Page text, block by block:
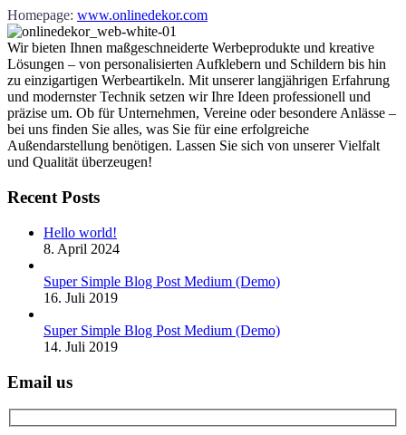
Homepage: www.onlinedekor.com
Wir bieten Ihnen maßgeschneiderte Werbeprodukte und kreative
Lösungen – von personalisierten Aufklebern und Schildern bis hin
zu einzigartigen Werbeartikeln. Mit unserer langjährigen Erfahrung
und modernster Technik setzen wir Ihre Ideen professionell und
präzise um. Ob für Unternehmen, Vereine oder besondere Anlässe –
bei uns finden Sie alles, was Sie für eine erfolgreiche
Außendarstellung benötigen. Lassen Sie sich von unserer Vielfalt
und Qualität überzeugen!
Recent Posts
Hello world!
8. April 2024
Super Simple Blog Post Medium (Demo)
16. Juli 2019
Super Simple Blog Post Medium (Demo)
14. Juli 2019
Email us